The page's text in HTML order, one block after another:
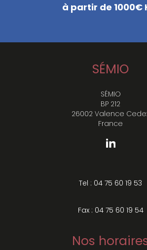
à partir de 1000€
SÉMIO
SÉMIO
BP 212
26002 Valence
France
Tel : 04 75 60 19 53
Fax : 04 75 60 19 54
Nos